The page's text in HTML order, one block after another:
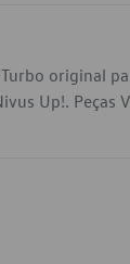
original
Up!. Peças